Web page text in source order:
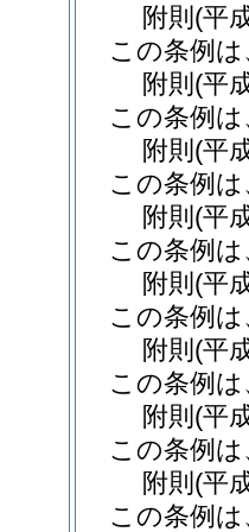
附則 (平
この条例
附則 (平
この条例
附則 (平
この条例
附則 (平
この条例
附則 (平
この条例
附則 (平
この条例
附則 (平
この条例
附則 (平
この条例